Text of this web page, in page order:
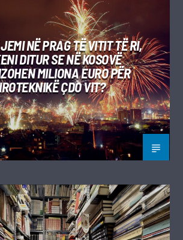
NË PRAG TË VITIT TË RI,
DITUR SE NË KOSOVË
MILIONA EURO PËR
ÇDO VIT?